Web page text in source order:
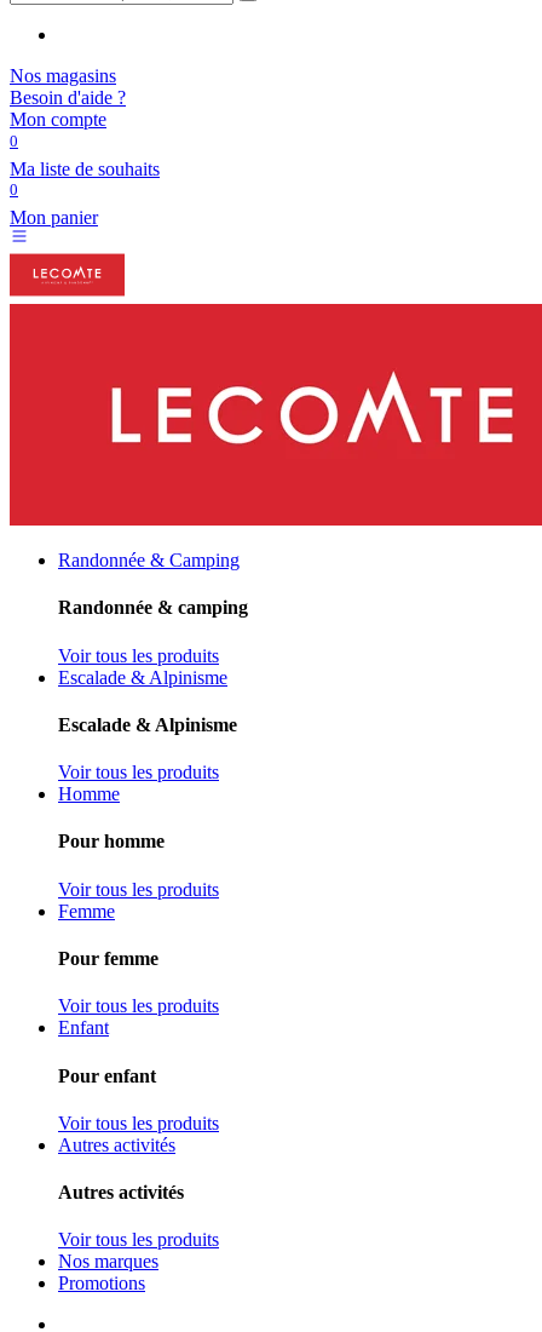
Nos magasins
Besoin d'aide ?
Mon compte
0
Ma liste de souhaits
0
Mon panier
Randonnée & Camping
Randonnée & camping
Voir tous les produits
Escalade & Alpinisme
Escalade & Alpinisme
Voir tous les produits
Homme
Pour homme
Voir tous les produits
Femme
Pour femme
Voir tous les produits
Enfant
Pour enfant
Voir tous les produits
Autres activités
Autres activités
Voir tous les produits
Nos marques
Promotions